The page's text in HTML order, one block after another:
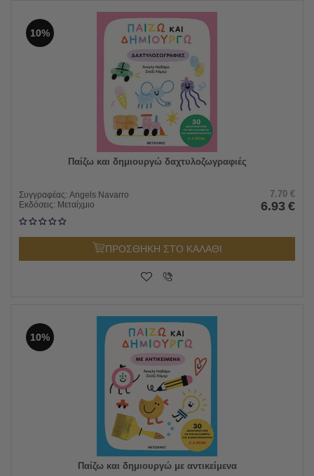
10%
Παίζω και δημιουργώ δαχτυλοζωγραφιές
Συγγραφέας: Angels Navarro
Εκδόσεις: Μεταίχμιο
7.70 €
6.93 €
ΠΡΟΣΘΗΚΗ ΣΤΟ ΚΑΛΑΘΙ
10%
Παίζω και δημιουργώ με αντικείμενα